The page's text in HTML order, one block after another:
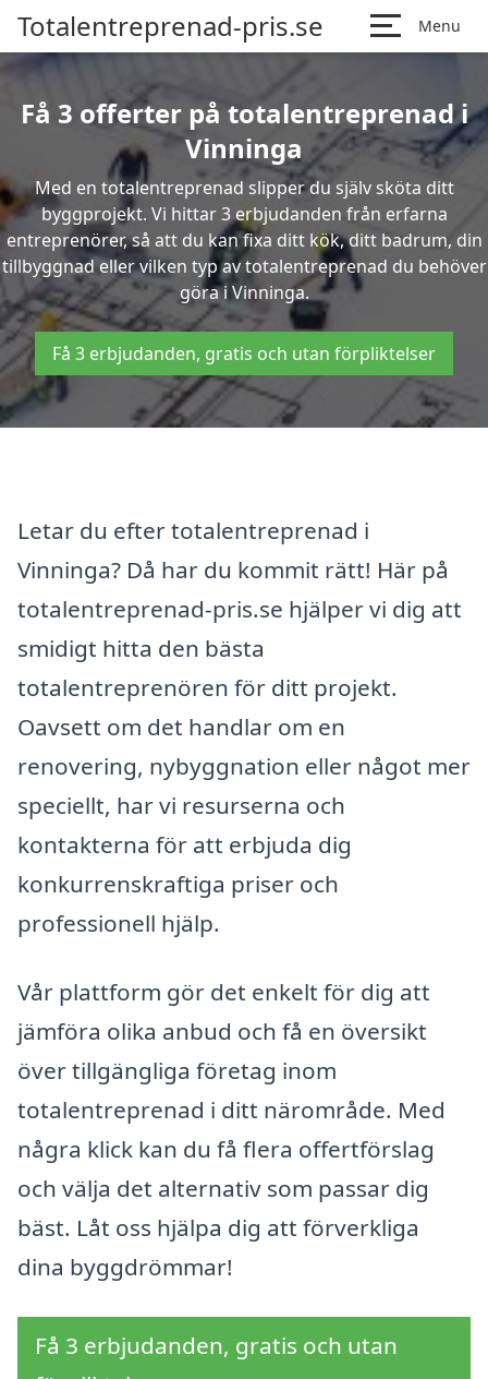
Totalentreprenad-pris.se Menu
Få 3 offerter på totalentreprenad i
Vinninga
Med en totalentreprenad slipper du själv sköta ditt
byggprojekt. Vi hittar 3 erbjudanden från erfarna
entreprenörer, så att du kan fixa ditt kök, ditt badrum, din
tillbyggnad eller vilken typ av totalentreprenad du behöver
göra i Vinninga.
Få 3 erbjudanden, gratis och utan förpliktelser
Letar du efter totalentreprenad i
Vinninga? Då har du kommit rätt! Här på
totalentreprenad-pris.se hjälper vi dig att
smidigt hitta den bästa
totalentreprenören för ditt projekt.
Oavsett om det handlar om en
renovering, nybyggnation eller något mer
speciellt, har vi resurserna och
kontakterna för att erbjuda dig
konkurrenskraftiga priser och
professionell hjälp.
Vår plattform gör det enkelt för dig att
jämföra olika anbud och få en översikt
över tillgängliga företag inom
totalentreprenad i ditt närområde. Med
några klick kan du få flera offertförslag
och välja det alternativ som passar dig
bäst. Låt oss hjälpa dig att förverkliga
dina byggdrömmar!
Få 3 erbjudanden, gratis och utan